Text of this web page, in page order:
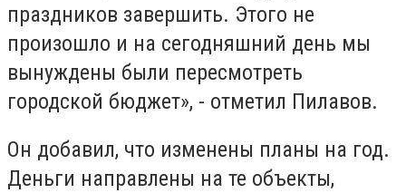
праздников завершить. Этого не
произошло и на сегодняшний день мы
вынуждены были пересмотреть
городской бюджет», - отметил Пилавов.
Он добавил, что изменены планы на год.
Деньги направлены на те объекты,